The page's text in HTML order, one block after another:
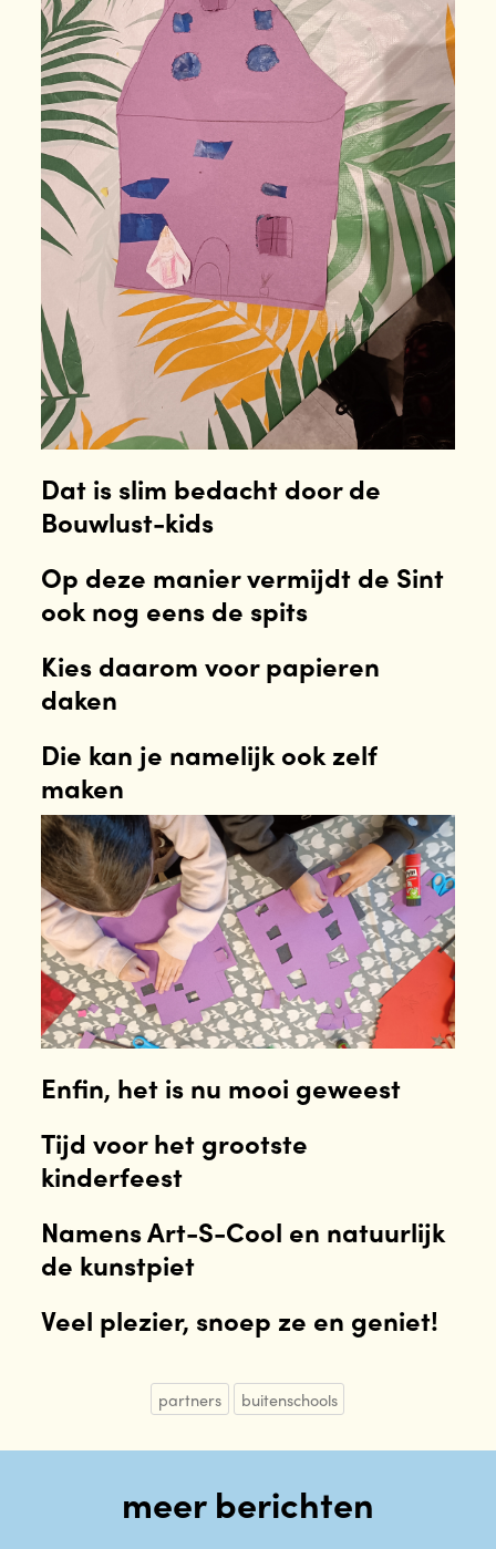
Dat is slim bedacht door de
Bouwlust-kids
Op deze manier vermijdt de Sint
ook nog eens de spits
Kies daarom voor papieren
daken
Die kan je namelijk ook zelf
maken
Enfin, het is nu mooi geweest
Tijd voor het grootste
kinderfeest
Namens Art-S-Cool en natuurlijk
de kunstpiet
Veel plezier, snoep ze en geniet!
partners buitenschools
meer berichten